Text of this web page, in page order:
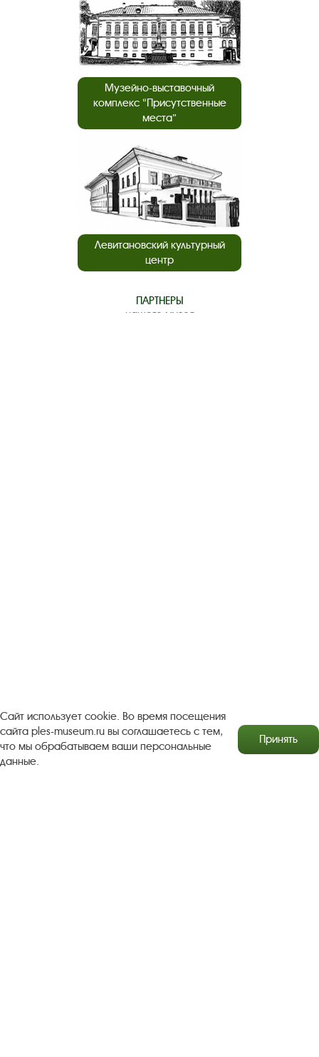
Музейно-выставочный
комплекс “Присутственные
места”
Левитановский культурный
центр
ПАРТНЕРЫ
нашего музея
Антикоррупционная деятельность
Сайт использует cookie. Во время посещения
сайта ples-museum.ru вы соглашаетесь с тем,
что мы обрабатываем ваши персональные
данные.
Принять